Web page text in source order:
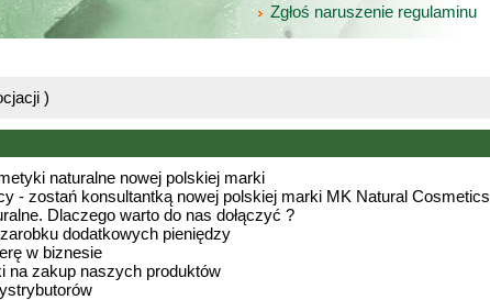
Zgłoś naruszenie regulaminu
)
naturalne nowej polskiej marki
- zostań konsultantką nowej polskiej marki MK Natural Cosmetics
Dlaczego warto do nas dołączyć ?
dodatkowych pieniędzy
w biznesie
na zakup naszych produktów